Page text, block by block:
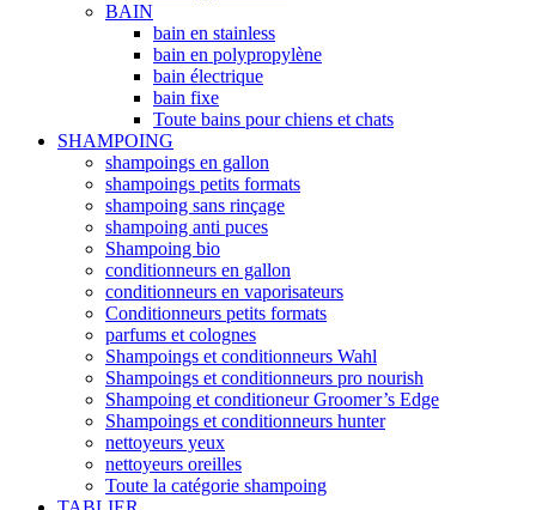
BAIN
bain en stainless
bain en polypropylène
bain électrique
bain fixe
Toute bains pour chiens et chats
SHAMPOING
shampoings en gallon
shampoings petits formats
shampoing sans rinçage
shampoing anti puces
Shampoing bio
conditionneurs en gallon
conditionneurs en vaporisateurs
Conditionneurs petits formats
parfums et colognes
Shampoings et conditionneurs Wahl
Shampoings et conditionneurs pro nourish
Shampoing et conditioneur Groomer’s Edge
Shampoings et conditionneurs hunter
nettoyeurs yeux
nettoyeurs oreilles
Toute la catégorie shampoing